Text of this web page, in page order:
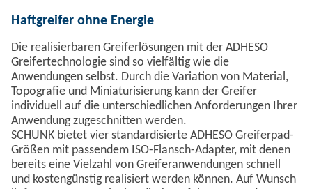
Haftgreifer ohne Energie
Die realisierbaren Greiferlösungen mit der ADHESO
Greifertechnologie sind so vielfältig wie die
Anwendungen selbst. Durch die Variation von Material,
Topografie und Miniaturisierung kann der Greifer
individuell auf die unterschiedlichen Anforderungen Ihrer
Anwendung zugeschnitten werden.
SCHUNK bietet vier standardisierte ADHESO Greiferpad-
Größen mit passendem ISO-Flansch-Adapter, mit denen
bereits eine Vielzahl von Greiferanwendungen schnell
und kostengünstig realisiert werden können. Auf Wunsch